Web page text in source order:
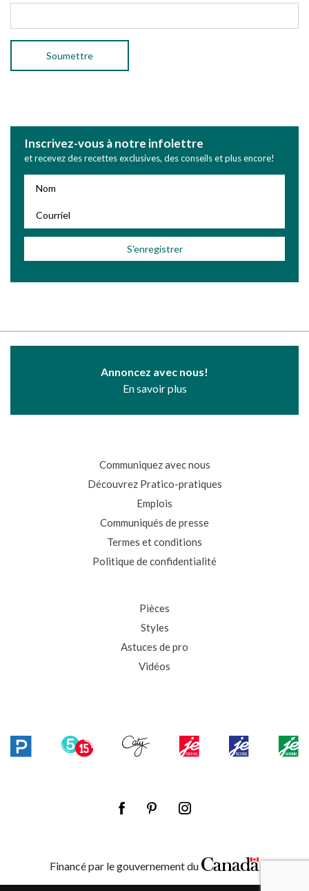
Inscrivez-vous à notre infolettre
et recevez des recettes exclusives, des conseils et plus encore!
Annoncez avec nous!
En savoir plus
Communiquez avec nous
Découvrez Pratico-pratiques
Emplois
Communiqués de presse
Termes et conditions
Politique de confidentialité
Pièces
Styles
Astuces de pro
Vidéos
Financé par le gouvernement du